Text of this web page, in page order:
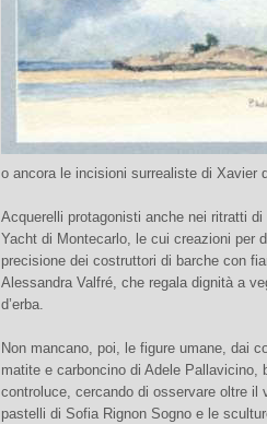
o ancora le incisioni surrealiste di Xavier
Acquerelli protagonisti anche nei ritratti
Yacht di Montecarlo, le cui creazioni per
precisione dei costruttori di barche con
Alessandra Valfré, che regala dignità a
d’erba.
Non mancano, poi, le figure umane, dai
matite e carboncino di Adele Pallavicino,
controluce, cercando di osservare oltre
pastelli di Sofia Rignon Sogno e le